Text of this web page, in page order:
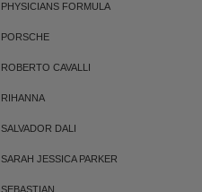
PHYSICIANS FORMULA
PORSCHE
ROBERTO CAVALLI
RIHANNA
SALVADOR DALI
SARAH JESSICA PARKER
SEBASTIAN